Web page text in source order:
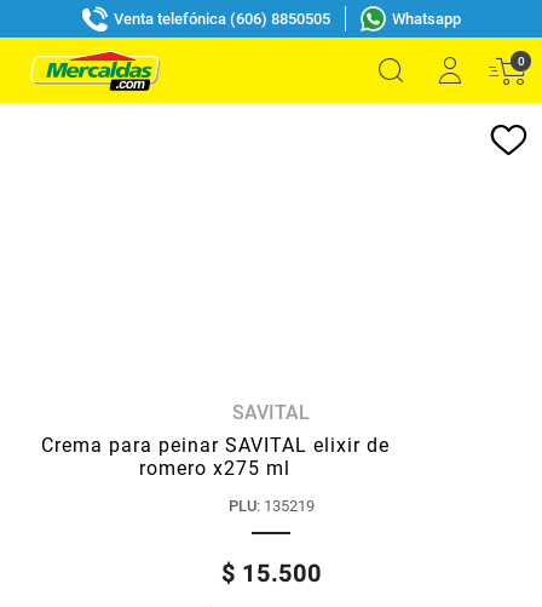
Venta telefónica (606) 8850505 Whatsapp
0
SAVITAL
Crema para peinar SAVITAL elixir de
romero x275 ml
PLU: 135219
$ 15.500